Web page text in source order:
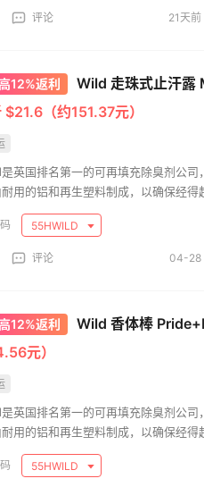
评论 21天前
12%返利
Wild 走珠式止汗
$21.6（约151.37元）
英国排名第一的可再填充除臭剂公
用的铝和再生塑料制成，以确保经
降解，使其成为世界上第一款零塑料
人护理类别的可持续性界限。
55HWILD
评论 04-28
12%返利 Wild 香体棒
元）
英国排名第一的可再填充除臭剂公
用的铝和再生塑料制成，以确保经
降解，使其成为世界上第一款零塑料
人护理类别的可持续性界限。
55HWILD
折扣力度大
动什么时候
3
黑五